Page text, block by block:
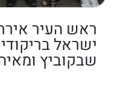
ראש העיר
ישראל
שבקוביץ